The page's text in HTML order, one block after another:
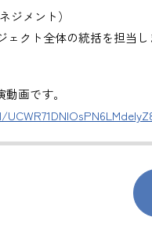
ジメント）
クト全体の統括を担当し
スクの管理
合管理
意形成支援
援・成果評価
ョンとして、技術士の価値
画です。